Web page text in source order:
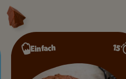
Einfach 15’